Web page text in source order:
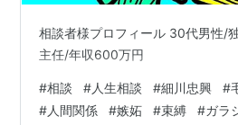
相談者様プロフィール 30代男性/
主任/年収600万円
#相談 #人生相談 #細川忠興 #
#人間関係 #嫉妬 #束縛 #ガラ